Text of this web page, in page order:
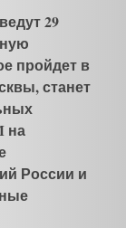
29
пройдет в
станет
на
России и